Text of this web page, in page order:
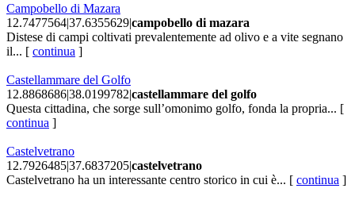
Campobello di Mazara
12.7477564|37.6355629|campobello di mazara
Distese di campi coltivati prevalentemente ad olivo e a vite segnano
il... [ continua ]
Castellammare del Golfo
12.8868686|38.0199782|castellammare del golfo
Questa cittadina, che sorge sull’omonimo golfo, fonda la propria... [
continua ]
Castelvetrano
12.7926485|37.6837205|castelvetrano
Castelvetrano ha un interessante centro storico in cui è... [ continua ]